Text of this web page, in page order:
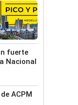
fuerte
Nacional
ACPM